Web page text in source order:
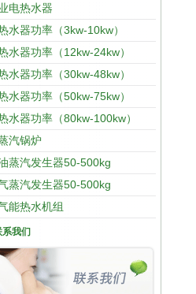
电热水器
水器功率（3kw-10kw）
水器功率（12kw-24kw）
水器功率（30kw-48kw）
水器功率（50kw-75kw）
水器功率（80kw-100kw）
汽锅炉
蒸汽发生器50-500kg
蒸汽发生器50-500kg
能热水机组
系我们